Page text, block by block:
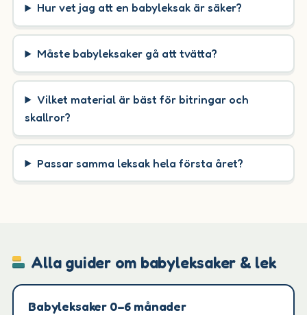
Hur vet jag att en babyleksak är säker?
Måste babyleksaker gå att tvätta?
Vilket material är bäst för bitringar och
skallror?
Passar samma leksak hela första året?
Alla guider om babyleksaker & lek
Babyleksaker 0–6 månader